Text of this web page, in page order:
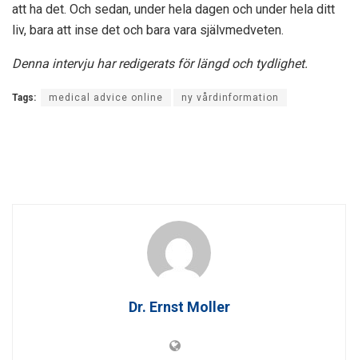
att ha det. Och sedan, under hela dagen och under hela ditt
liv, bara att inse det och bara vara självmedveten.
Denna intervju har redigerats för längd och tydlighet.
Tags: medical advice online ny vårdinformation
Dr. Ernst Moller